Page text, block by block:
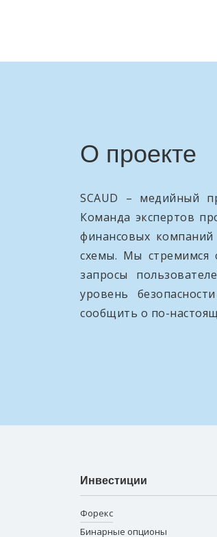
О проекте
SCAUD – медийный
Команда экспертов
финансовых
схемы. Мы стремимся
запросы
уровень
сообщить о по-
Инвестиции
Форекс
Бинарные опционы